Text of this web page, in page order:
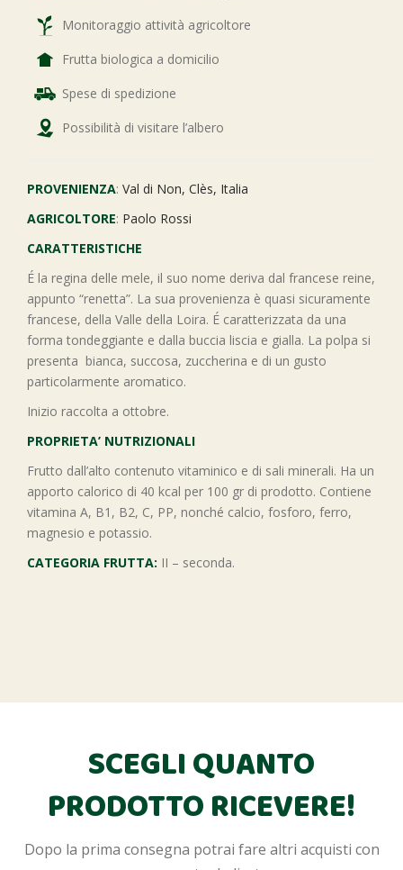
Monitoraggio attività agricoltore
Frutta biologica a domicilio
Spese di spedizione
Possibilità di visitare l’albero
PROVENIENZA: Val di Non, Clès, Italia
AGRICOLTORE: Paolo Rossi
CARATTERISTICHE
É la regina delle mele, il suo nome deriva dal francese reine,
appunto “renetta”. La sua provenienza è quasi sicuramente
francese, della Valle della Loira. É caratterizzata da una
forma tondeggiante e dalla buccia liscia e gialla. La polpa si
presenta bianca, succosa, zuccherina e di un gusto
particolarmente aromatico.
Inizio raccolta a ottobre.
PROPRIETA’ NUTRIZIONALI
Frutto dall’alto contenuto vitaminico e di sali minerali. Ha un
apporto calorico di 40 kcal per 100 gr di prodotto. Contiene
vitamina A, B1, B2, C, PP, nonché calcio, fosforo, ferro,
magnesio e potassio.
CATEGORIA FRUTTA: II – seconda.
SCEGLI QUANTO
PRODOTTO RICEVERE!
Dopo la prima consegna potrai fare altri acquisti con